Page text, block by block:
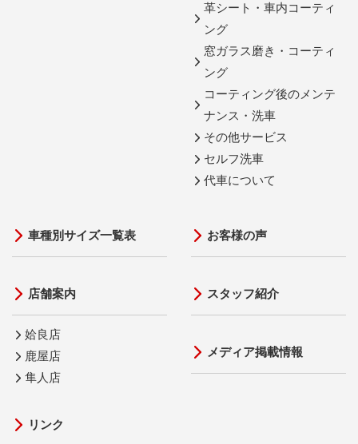
革シート・車内コーティ
ング
窓ガラス磨き・コーティ
ング
コーティング後のメンテ
ナンス・洗車
その他サービス
セルフ洗車
代車について
車種別サイズ一覧表
店舗案内
姶良店
鹿屋店
隼人店
リンク
お客様の声
スタッフ紹介
メディア掲載情報